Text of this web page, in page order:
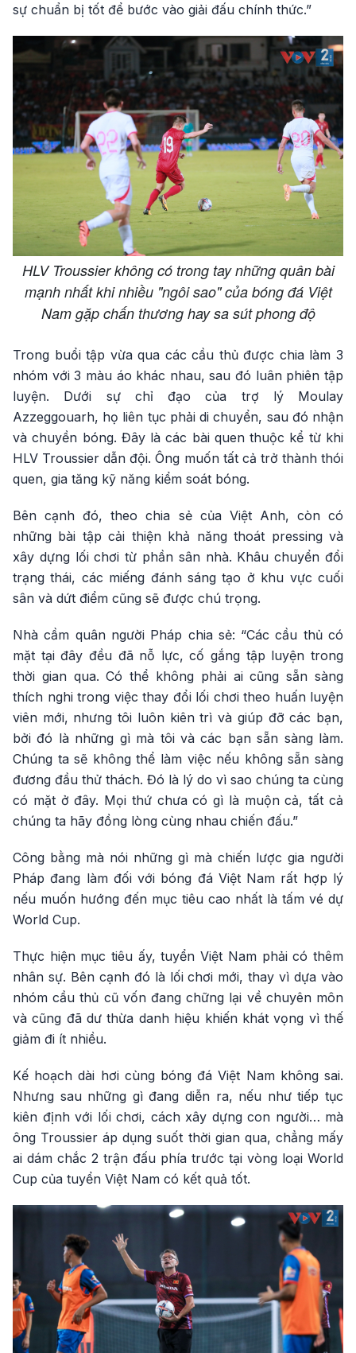
sự chuẩn bị tốt để bước vào giải đấu chính thức.”
HLV Troussier không có trong tay những quân bài
mạnh nhất khi nhiều "ngôi sao" của bóng đá Việt
Nam gặp chấn thương hay sa sút phong độ
Trong buổi tập vừa qua các cầu thủ được chia làm 3
nhóm với 3 màu áo khác nhau, sau đó luân phiên tập
luyện. Dưới sự chỉ đạo của trợ lý Moulay
Azzeggouarh, họ liên tục phải di chuyển, sau đó nhận
và chuyền bóng. Đây là các bài quen thuộc kể từ khi
HLV Troussier dẫn đội. Ông muốn tất cả trở thành thói
quen, gia tăng kỹ năng kiểm soát bóng.
Bên cạnh đó, theo chia sẻ của Việt Anh, còn có
những bài tập cải thiện khả năng thoát pressing và
xây dựng lối chơi từ phần sân nhà. Khâu chuyển đổi
trạng thái, các miếng đánh sáng tạo ở khu vực cuối
sân và dứt điểm cũng sẽ được chú trọng.
Nhà cầm quân người Pháp chia sẻ: “Các cầu thủ có
mặt tại đây đều đã nỗ lực, cố gắng tập luyện trong
thời gian qua. Có thể không phải ai cũng sẵn sàng
thích nghi trong việc thay đổi lối chơi theo huấn luyện
viên mới, nhưng tôi luôn kiên trì và giúp đỡ các bạn,
bởi đó là những gì mà tôi và các bạn sẵn sàng làm.
Chúng ta sẽ không thể làm việc nếu không sẵn sàng
đương đầu thử thách. Đó là lý do vì sao chúng ta cùng
có mặt ở đây. Mọi thứ chưa có gì là muộn cả, tất cả
chúng ta hãy đồng lòng cùng nhau chiến đấu.”
Công bằng mà nói những gì mà chiến lược gia người
Pháp đang làm đối với bóng đá Việt Nam rất hợp lý
nếu muốn hướng đến mục tiêu cao nhất là tấm vé dự
World Cup.
Thực hiện mục tiêu ấy, tuyển Việt Nam phải có thêm
nhân sự. Bên cạnh đó là lối chơi mới, thay vì dựa vào
nhóm cầu thủ cũ vốn đang chững lại về chuyên môn
và cũng đã dư thừa danh hiệu khiến khát vọng vì thế
giảm đi ít nhiều.
Kế hoạch dài hơi cùng bóng đá Việt Nam không sai.
Nhưng sau những gì đang diễn ra, nếu như tiếp tục
kiên định với lối chơi, cách xây dựng con người… mà
ông Troussier áp dụng suốt thời gian qua, chẳng mấy
ai dám chắc 2 trận đấu phía trước tại vòng loại World
Cup của tuyển Việt Nam có kết quả tốt.